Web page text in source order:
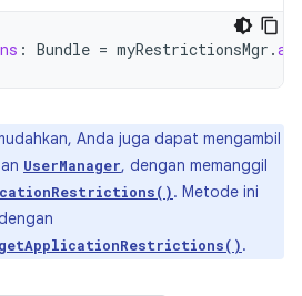
: Bundle = myRestrictionsMgr .
Anda juga dapat mengambil
UserManager, dengan memanggil
. Metode ini
.